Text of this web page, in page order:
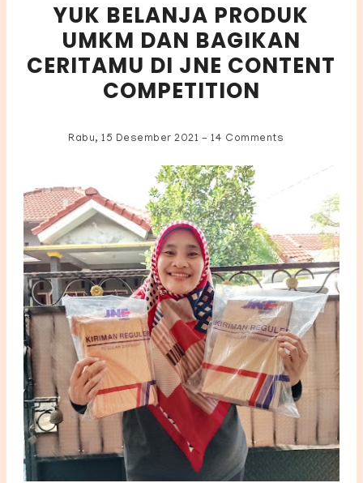
YUK BELANJA PRODUK
UMKM DAN BAGIKAN
CERITAMU DI JNE CONTENT
COMPETITION
Rabu, 15 Desember 2021 - 14 Comments